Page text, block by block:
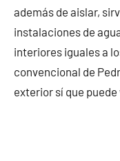
además de aislar,
instalaciones de
interiores iguales a
convencional de
exterior sí que puede